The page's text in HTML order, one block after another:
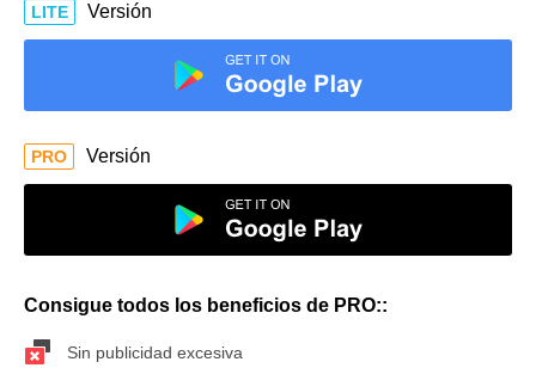
LITE Versión
PRO Versión
Consigue todos los beneficios de PRO::
Sin publicidad excesiva